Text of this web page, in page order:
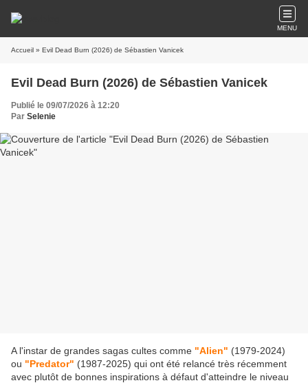
MENU
Accueil » Evil Dead Burn (2026) de Sébastien Vanicek
Evil Dead Burn (2026) de Sébastien Vanicek
Publié le 09/07/2026 à 12:20
Par Selenie
A l'instar de grandes sagas cultes comme "Alien" (1979-2024)
ou "Predator" (1987-2025) qui ont été relancé très récemment
avec plutôt de bonnes inspirations à défaut d'atteindre le niveau